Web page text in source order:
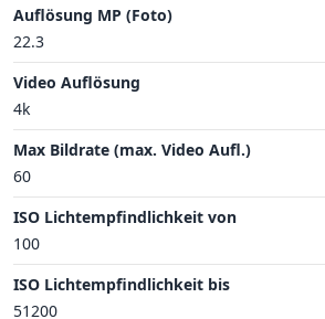
Auflösung MP (Foto)
22.3
Video Auflösung
4k
Max Bildrate (max. Video Aufl.)
60
ISO Lichtempfindlichkeit von
100
ISO Lichtempfindlichkeit bis
51200